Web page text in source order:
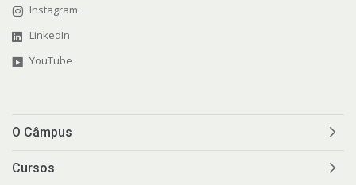
Instagram
LinkedIn
YouTube
O Câmpus
Cursos